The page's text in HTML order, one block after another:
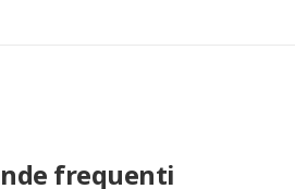
frequenti